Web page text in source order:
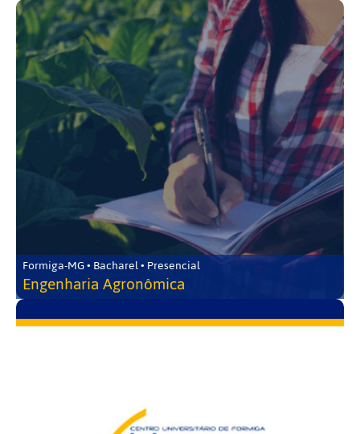
Formiga-MG • Bacharel • Presencial
Engenharia Agronômica